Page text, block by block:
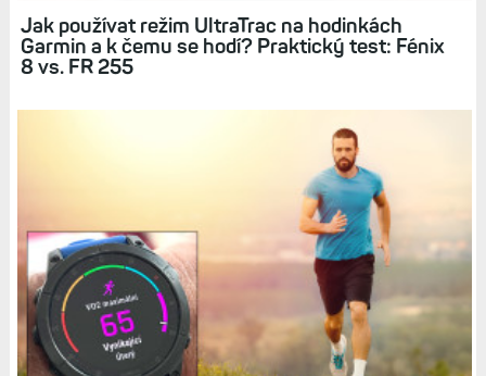
Jak používat režim UltraTrac na hodinkách
Garmin a k čemu se hodí? Praktický test: Fénix
8 vs. FR 255